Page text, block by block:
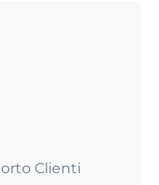
Clienti